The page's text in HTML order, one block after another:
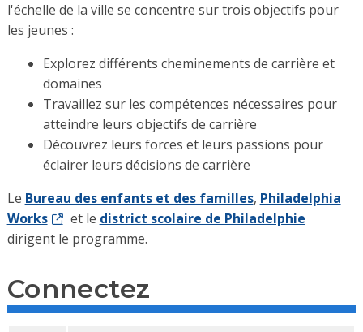
l'échelle de la ville se concentre sur trois objectifs pour
les jeunes :
Explorez différents cheminements de carrière et
domaines
Travaillez sur les compétences nécessaires pour
atteindre leurs objectifs de carrière
Découvrez leurs forces et leurs passions pour
éclairer leurs décisions de carrière
Le Bureau des enfants et des familles, Philadelphia
Works
et le district scolaire de Philadelphie
dirigent le programme.
Connectez